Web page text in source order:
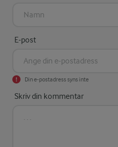
E-post
Din e-postadress syns inte
Skriv din kommentar